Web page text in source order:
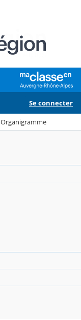
Se connecter
Organigramme